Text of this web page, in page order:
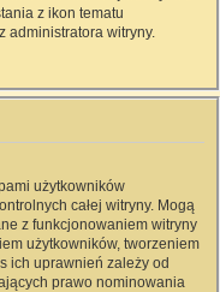
z ikon tematu
administratora witryny.
użytkowników
całej witryny. Mogą
z funkcjonowaniem witryny
użytkowników, tworzeniem
ich uprawnień zależy od
prawo nominowania